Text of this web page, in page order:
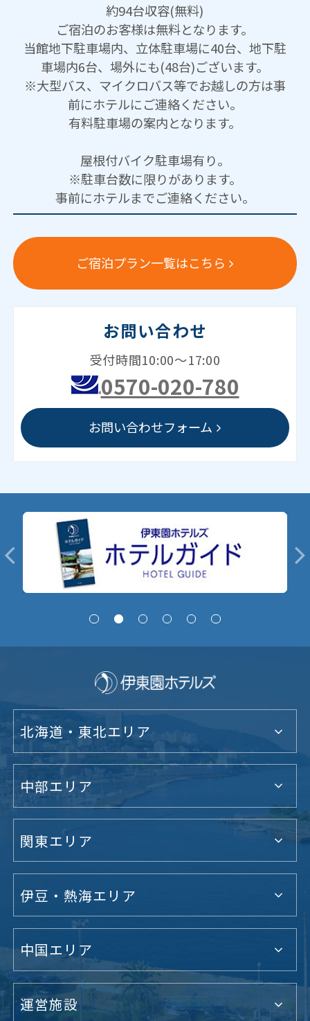
約94台収容(無料)
ご宿泊のお客様は無料となります。
当館地下駐車場内、立体駐車場に40台、地下駐
車場内6台、場外にも(48台)ございます。
※大型バス、マイクロバス等でお越しの方は事
前にホテルにご連絡ください。
有料駐車場の案内となります。
屋根付バイク駐車場有り。
※駐車台数に限りがあります。
事前にホテルまでご連絡ください。
ご宿泊プラン一覧はこちら
お問い合わせ
受付時間10:00～17:00
0570-020-780
お問い合わせフォーム
北海道・東北エリア
中部エリア
関東エリア
伊豆・熱海エリア
中国エリア
運営施設